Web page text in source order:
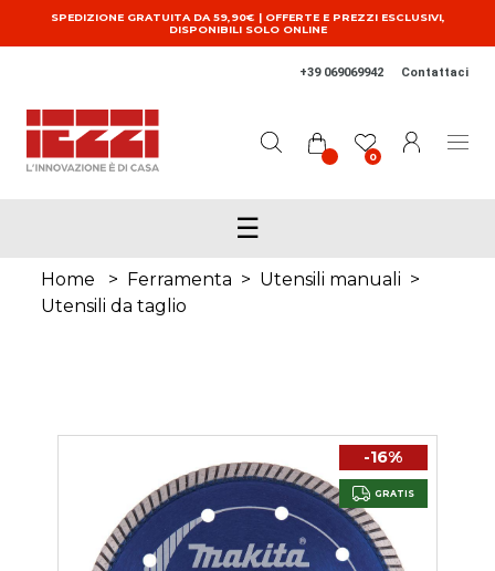
Salta al contenuto principale
SPEDIZIONE GRATUITA DA 59,90€ | OFFERTE E PREZZI ESCLUSIVI,
DISPONIBILI SOLO ONLINE
+39 069069942 Contattaci
0
☰
Home > Ferramenta > Utensili manuali >
Utensili da taglio
-16%
GRATIS